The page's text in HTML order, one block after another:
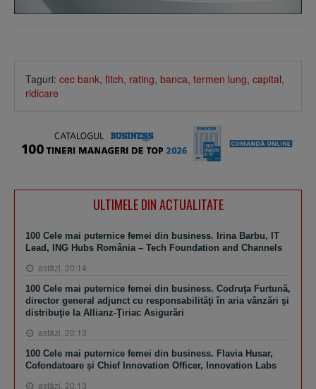
Taguri: cec bank, fitch, rating, banca, termen lung, capital,
ridicare
ULTIMELE DIN ACTUALITATE
100 Cele mai puternice femei din business. Irina Barbu, IT
Lead, ING Hubs România – Tech Foundation and Channels
astăzi, 20:14
100 Cele mai puternice femei din business. Codruţa Furtună,
director general adjunct cu responsabilităţi în aria vânzări şi
distribuţie la Allianz-Ţiriac Asigurări
astăzi, 20:13
100 Cele mai puternice femei din business. Flavia Husar,
Cofondatoare şi Chief Innovation Officer, Innovation Labs
astăzi, 20:13